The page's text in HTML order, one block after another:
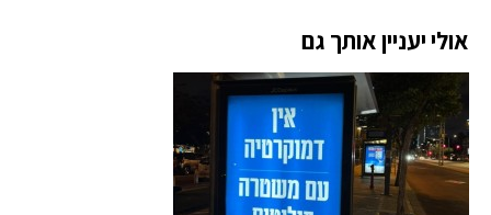
אולי יעניין אותך גם